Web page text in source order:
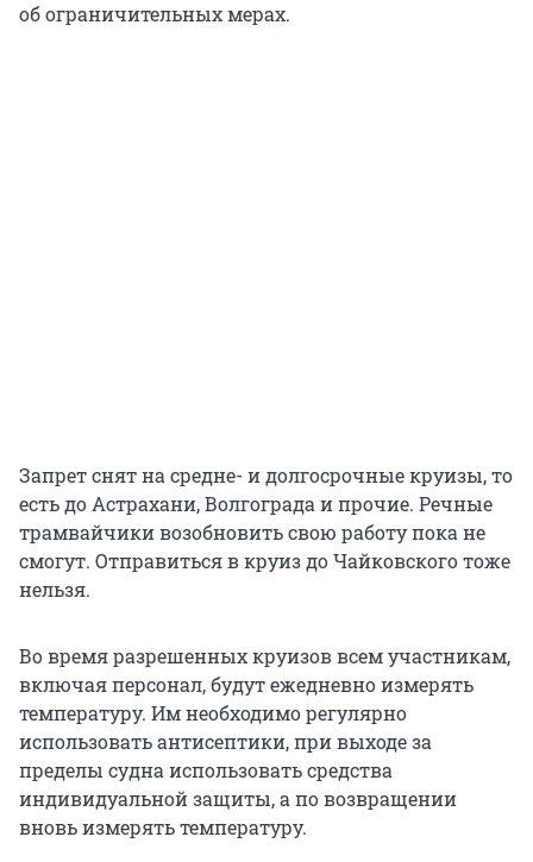
об ограничительных мерах.
Запрет снят на средне- и долгосрочные круизы, то
есть до Астрахани, Волгограда и прочие. Речные
трамвайчики возобновить свою работу пока не
смогут. Отправиться в круиз до Чайковского тоже
нельзя.
Во время разрешенных круизов всем участникам,
включая персонал, будут ежедневно измерять
температуру. Им необходимо регулярно
использовать антисептики, при выходе за
пределы судна использовать средства
индивидуальной защиты, а по возвращении
вновь измерять температуру.